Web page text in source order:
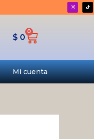
$ 0
0
Cart
Mi cuenta